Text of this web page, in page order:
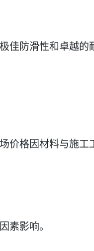
佳防滑性和卓越的
价格因材料与施工
素影响。